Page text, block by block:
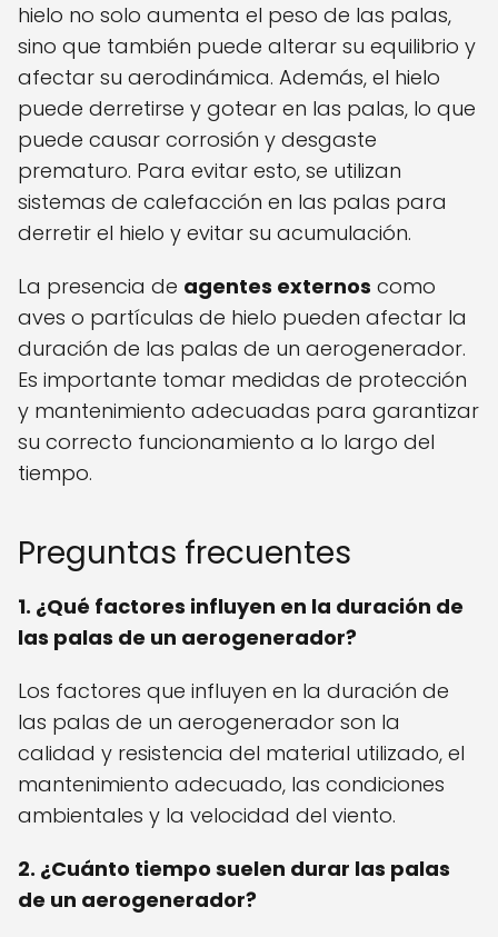
hielo no solo aumenta el peso de las palas,
sino que también puede alterar su equilibrio y
afectar su aerodinámica. Además, el hielo
puede derretirse y gotear en las palas, lo que
puede causar corrosión y desgaste
prematuro. Para evitar esto, se utilizan
sistemas de calefacción en las palas para
derretir el hielo y evitar su acumulación.
La presencia de agentes externos como
aves o partículas de hielo pueden afectar la
duración de las palas de un aerogenerador.
Es importante tomar medidas de protección
y mantenimiento adecuadas para garantizar
su correcto funcionamiento a lo largo del
tiempo.
Preguntas frecuentes
1. ¿Qué factores influyen en la duración de
las palas de un aerogenerador?
Los factores que influyen en la duración de
las palas de un aerogenerador son la
calidad y resistencia del material utilizado, el
mantenimiento adecuado, las condiciones
ambientales y la velocidad del viento.
2. ¿Cuánto tiempo suelen durar las palas
de un aerogenerador?